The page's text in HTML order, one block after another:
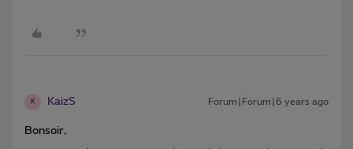
K KaizS Forum|Forum|6 years ago
Bonsoir,